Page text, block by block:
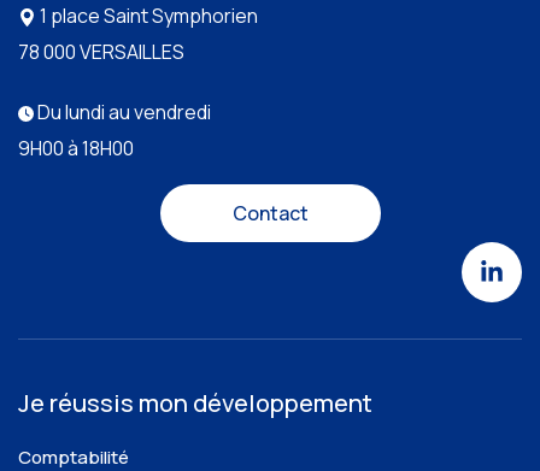
1 place Saint Symphorien
78 000 VERSAILLES
Du lundi au vendredi
9H00 à 18H00
Contact
Je réussis mon développement
Comptabilité